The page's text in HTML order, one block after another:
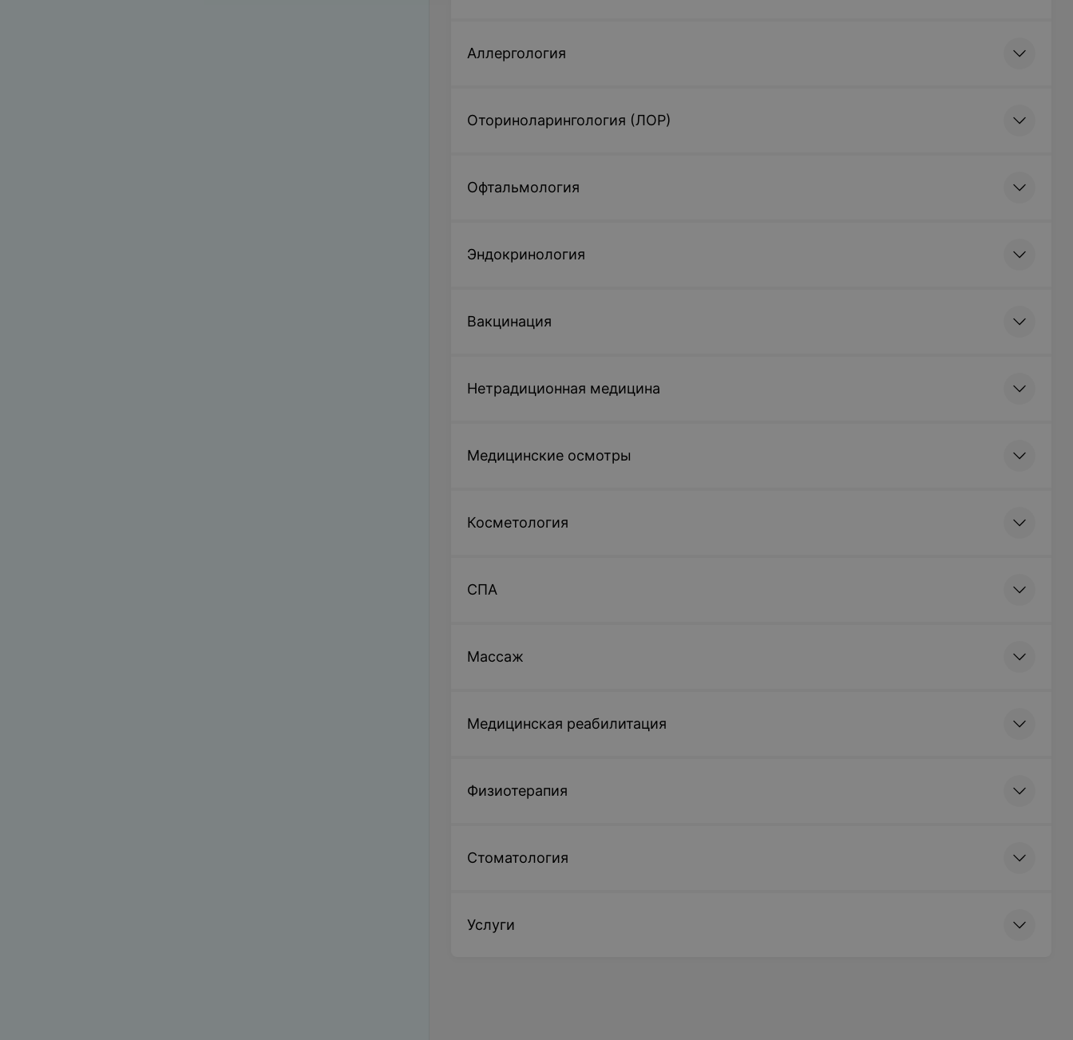
Аллергология
Оториноларингология (ЛОР)
Офтальмология
Эндокринология
Вакцинация
Нетрадиционная медицина
Медицинские осмотры
Косметология
СПА
Массаж
Медицинская реабилитация
Физиотерапия
Стоматология
Услуги